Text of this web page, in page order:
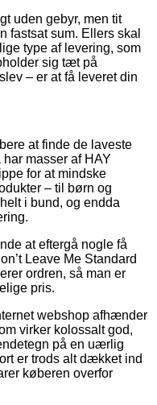
uden gebyr, men tit
fastsat sum. Ellers skal
type af levering, som
sig tæt på
– er at få leveret din
at finde de laveste
masser af HAY
for at mindske
– til børn og
i bund, og endda
at eftergå nogle få
Leave Me Standard
ordren, så man er
pris.
webshop afhænder
virker kolossalt god,
på en uærlig
er trods alt dækket ind
køberen overfor